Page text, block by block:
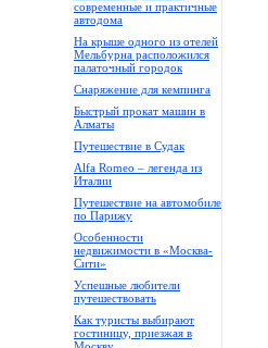
современные и практичные
автодома
На крыше одного из отелей
Мельбурна расположился
палаточный городок
Снаряжение для кемпинга
Быстрый прокат машин в
Алматы
Путешествие в Судак
Alfa Romeo – легенда из
Италии
Путешествие на автомобиле
по Парижу
Особенности
недвижимости в «Москва-
Сити»
Успешные любители
путешествовать
Как туристы выбирают
гостиницу, приезжая в